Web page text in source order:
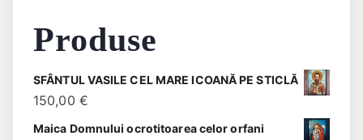
Produse
SFÂNTUL VASILE CEL MARE ICOANĂ PE STICLĂ
150,00 €
Maica Domnului ocrotitoarea celor orfani